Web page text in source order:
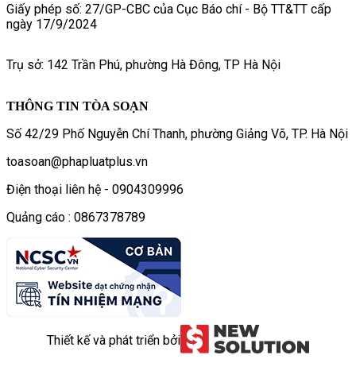
Giấy phép số: 27/GP-CBC của Cục Báo chí - Bộ TT&TT cấp
ngày 17/9/2024
Trụ sở: 142 Trần Phú, phường Hà Đông, TP Hà Nội
THÔNG TIN TÒA SOẠN
Số 42/29 Phố Nguyễn Chí Thanh, phường Giảng Võ, TP. Hà Nội
toasoan@phapluatplus.vn
Điện thoại liên hệ - 0904309996
Quảng cáo : 0867378789
Thiết kế và phát triển bởi